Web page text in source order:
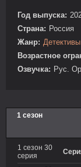
Год выпуска:
Страна: Россия
Жанр: Детективы
Возрастное
Озвучка: Рус.
1 сезон
1 сезон 30
серия